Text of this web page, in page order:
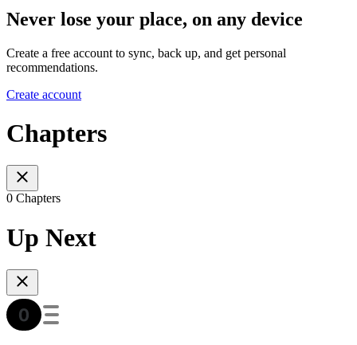
Never lose your place, on any device
Create a free account to sync, back up, and get personal
recommendations.
Create account
Chapters
0 Chapters
Up Next